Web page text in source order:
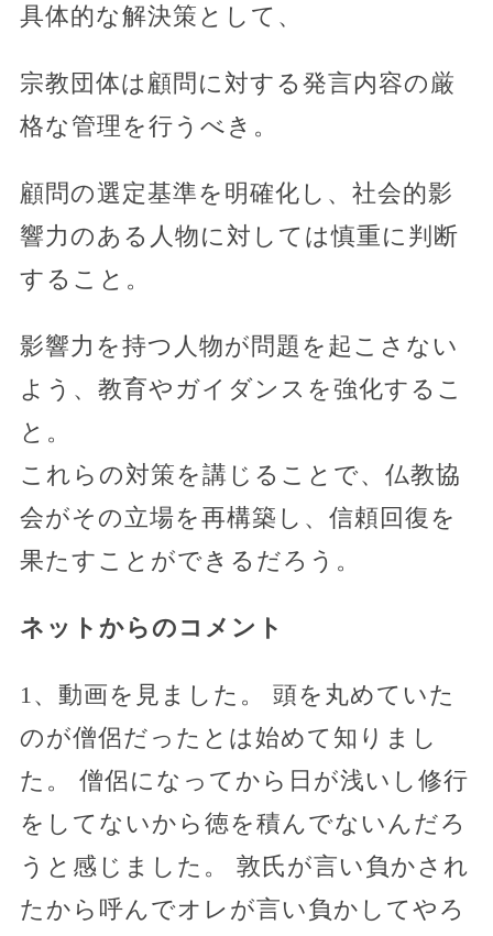
具体的な解決策として、
宗教団体は顧問に対する発言内容の厳
格な管理を行うべき。
顧問の選定基準を明確化し、社会的影
響力のある人物に対しては慎重に判断
すること。
影響力を持つ人物が問題を起こさない
よう、教育やガイダンスを強化するこ
と。
これらの対策を講じることで、仏教協
会がその立場を再構築し、信頼回復を
果たすことができるだろう。
ネットからのコメント
1、動画を見ました。 頭を丸めていた
のが僧侶だったとは始めて知りまし
た。 僧侶になってから日が浅いし修行
をしてないから徳を積んでないんだろ
うと感じました。 敦氏が言い負かされ
たから呼んでオレが言い負かしてやろ